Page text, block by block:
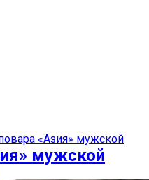
—
спецобувь,
можно в
«Азия» мужской
мужской